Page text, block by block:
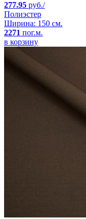
277.95 руб./
Полиэстер
Ширина: 150 см.
2271 пог.м.
в корзину